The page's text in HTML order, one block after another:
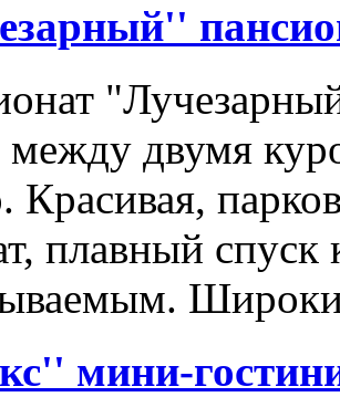
двумя
Красивая,
плавный
мини-